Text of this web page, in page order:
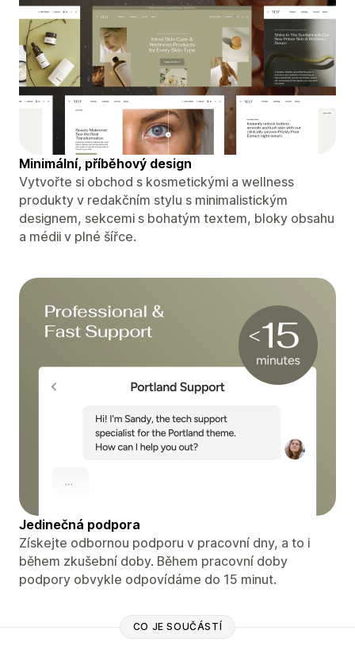
Minimální, příběhový design
Vytvořte si obchod s kosmetickými a wellness
produkty v redakčním stylu s minimalistickým
designem, sekcemi s bohatým textem, bloky obsahu
a médii v plné šířce.
Jedinečná podpora
Získejte odbornou podporu v pracovní dny, a to i
během zkušební doby. Během pracovní doby
podpory obvykle odpovídáme do 15 minut.
CO JE SOUČÁSTÍ